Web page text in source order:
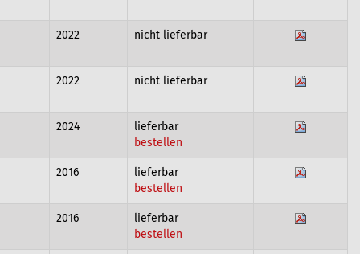
2022 nicht lieferbar
2022 nicht lieferbar
2024
lieferbar
bestellen
2016
lieferbar
bestellen
2016
lieferbar
bestellen